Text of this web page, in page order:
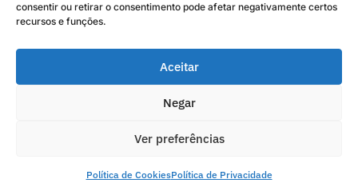
consentir ou retirar o consentimento pode afetar negativamente certos
recursos e funções.
Aceitar
Negar
Ver preferências
Política de CookiesPolítica de Privacidade